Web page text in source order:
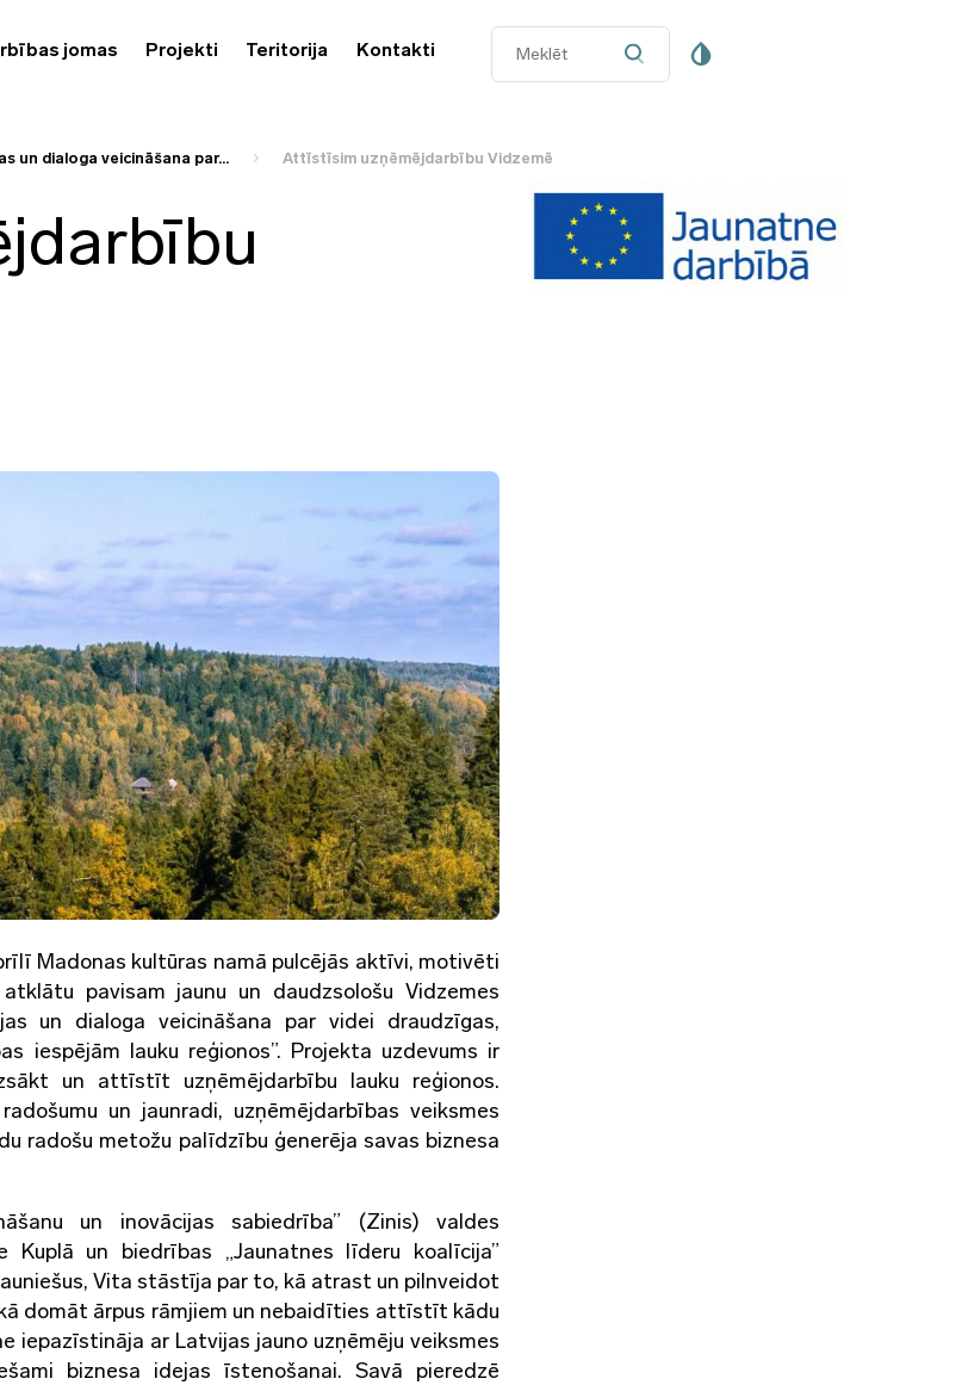
jomas Projekti Teritorija Kontakti
un dialoga veicināšana par... Attīstīsim uzņēmējdarbību Vidzemē
Madonas kultūras namā pulcējās aktīvi, motivēti
pavisam jaunu un daudzsološu Vidzemes
un dialoga veicināšana par videi draudzīgas,
iespējām lauku reģionos”. Projekta uzdevums ir
un attīstīt uzņēmējdarbību lauku reģionos.
un jaunradi, uzņēmējdarbības veiksmes
radošu metožu palīdzību ģenerēja savas biznesa
un inovācijas sabiedrība” (Zinis) valdes
Kuplā un biedrības „Jaunatnes līderu koalīcija”
Vita stāstīja par to, kā atrast un pilnveidot
domāt ārpus rāmjiem un nebaidīties attīstīt kādu
iepazīstināja ar Latvijas jauno uzņēmēju veiksmes
biznesa idejas īstenošanai. Savā pieredzē